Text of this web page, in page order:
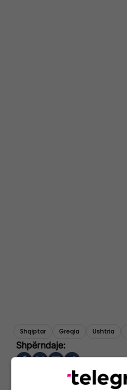
Shqiptar Greqia Ushtria